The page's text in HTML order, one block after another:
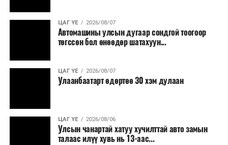
үргэлжилнэ гэж Ерөнхий сайд Н.Учрал онцоллоо.
Мөн бүх шатны төсвийн ерөнхийлөн захирагч нарт
салбар бүрдээ урсгал зардлыг 20 хувиар бууруулах,
нөхөн томилгоо хийхгүй байх, аялал, амралт, зугаалга,
хамт олны урлаг, спортын арга хэмжээг зохион
байгуулахгүй байх, төрийн албанд шинэ орон тоо бий
сургалтыг цахим хэлбэрт шилжүүлэх, төрийн албан
хаагчдыг зарим өдрүүдэд цахимаар ажиллуулах арга
хэмжээг үргэлжлүүлэхийг үүрэг болголоо.
ЦАГ ҮЕ 2026/08/07
Автомашины улсын дугаар сондгой тоогоор
төгссөн бол өнөөдөр шатахуун...
ЦАГ ҮЕ 2026/08/07
Улаанбаатарт өдөртөө 30 хэм дулаан
ЦАГ ҮЕ 2026/08/06
Улсын чанартай хатуу хучилттай авто замын
талаас илүү хувь нь 13-аас...